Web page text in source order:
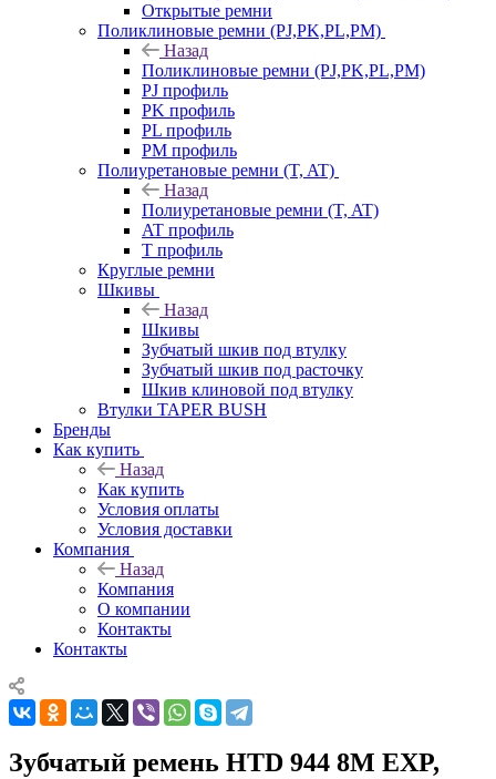
Открытые ремни
Поликлиновые ремни (PJ,PK,PL,PM)
Назад
Поликлиновые ремни (PJ,PK,PL,PM)
PJ профиль
PK профиль
PL профиль
PM профиль
Полиуретановые ремни (T, AT)
Назад
Полиуретановые ремни (T, AT)
AT профиль
T профиль
Круглые ремни
Шкивы
Назад
Шкивы
Зубчатый шкив под втулку
Зубчатый шкив под расточку
Шкив клиновой под втулку
Втулки TAPER BUSH
Бренды
Как купить
Назад
Как купить
Условия оплаты
Условия доставки
Компания
Назад
Компания
О компании
Контакты
Контакты
Зубчатый ремень HTD 944 8M EXP,